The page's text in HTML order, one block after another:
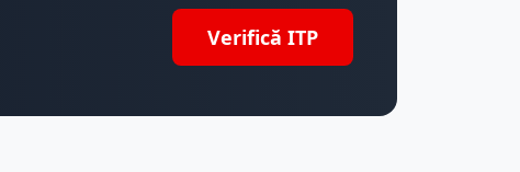
Verifică ITP